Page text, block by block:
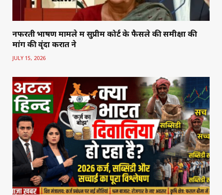
नफरती भाषण मामले में सुप्रीम कोर्ट के फैसले की समीक्षा की
मांग की वृंदा करात ने
JULY 15, 2026